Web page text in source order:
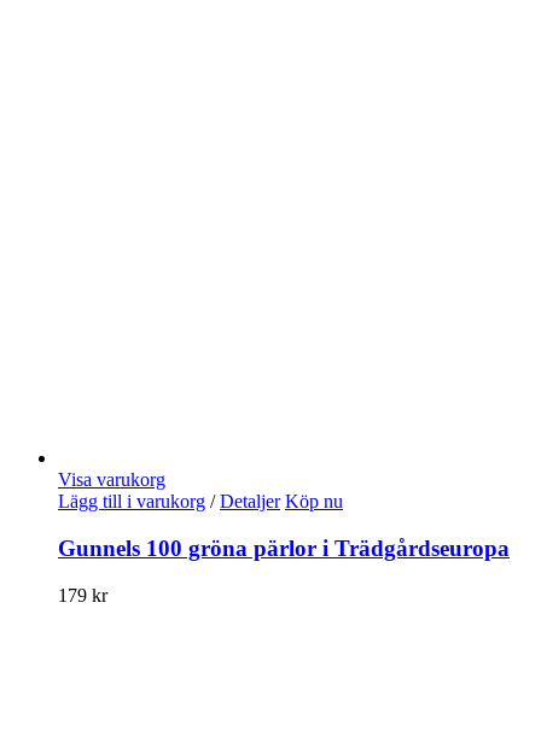
Visa varukorg
Lägg till i varukorg / Detaljer Köp nu
Gunnels 100 gröna pärlor i Trädgårdseuropa
179 kr